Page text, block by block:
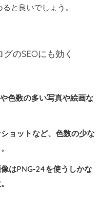
と良いでしょう。
のSEOにも効く
色数の多い写真や絵画な
ョットなど、色数の少な
はPNG-24を使うしかな